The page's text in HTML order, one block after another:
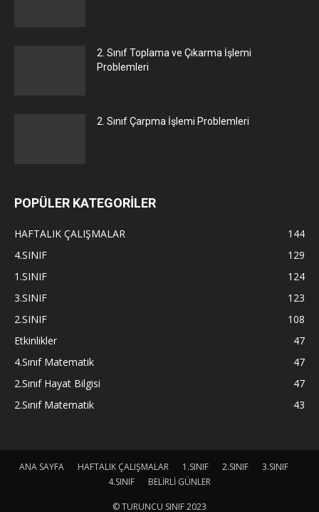
2. Sınıf Toplama ve Çıkarma İşlemi
Problemleri
2. Sınıf Çarpma İşlemi Problemleri
POPÜLER KATEGORİLER
HAFTALIK ÇALIŞMALAR
144
4.SINIF
129
1.SINIF
124
3.SINIF
123
2.SINIF
108
Etkinlikler
47
4.Sınıf Matematik
47
2.Sınıf Hayat Bilgisi
47
2.Sınıf Matematik
43
ANA SAYFA HAFTALIK ÇALIŞMALAR 1.SINIF 2.SINIF
3.SINIF
4.SINIF
BELİRLİ GÜNLER
© TURUNCU SINIF 2023